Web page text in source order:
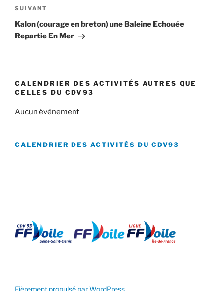
Article
suivant
SUIVANT
Kalon (courage en breton) une Baleine Echouée
Repartie En Mer
CALENDRIER DES ACTIVITÉS AUTRES QUE
CELLES DU CDV93
Aucun évènement
CALENDRIER DES ACTIVITÉS DU CDV93
Fièrement propulsé par WordPress